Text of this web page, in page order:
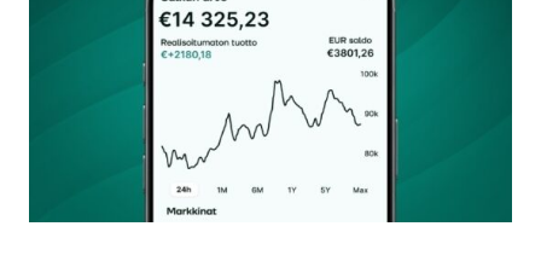
Nimesi tai nimimerkkisi
Sähköpostiosoitteesi